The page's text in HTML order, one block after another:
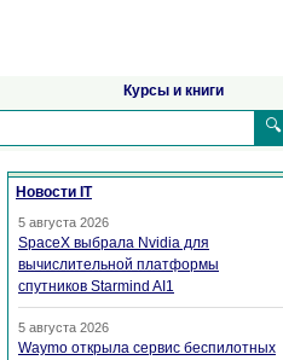
Курсы и книги
🔍
Новости IT
5 августа 2026
SpaceX выбрала Nvidia для
вычислительной платформы
спутников Starmind AI1
5 августа 2026
Waymo открыла сервис беспилотных